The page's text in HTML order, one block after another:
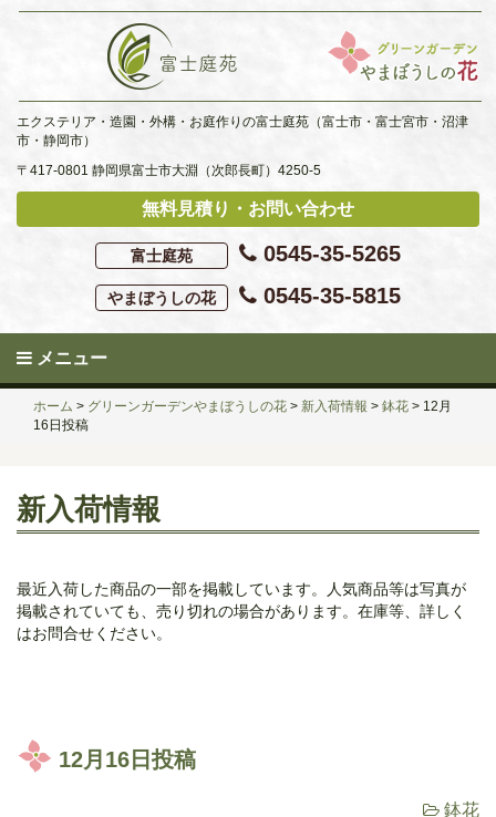
Skip
エクステリア・造園・外構・お庭作りの富士庭苑（富士市・富士宮市・沼津
市・静岡市）
〒417-0801 静岡県富士市大淵（次郎長町）4250-5
無料見積り・お問い合わせ
富士庭苑 0545-35-5265
やまぼうしの花 0545-35-5815
メニュー
ホーム > グリーンガーデンやまぼうしの花 > 新入荷情報 > 鉢花 > 12月
16日投稿
新入荷情報
最近入荷した商品の一部を掲載しています。人気商品等は写真が
掲載されていても、売り切れの場合があります。在庫等、詳しく
はお問合せください。
12月16日投稿
鉢花